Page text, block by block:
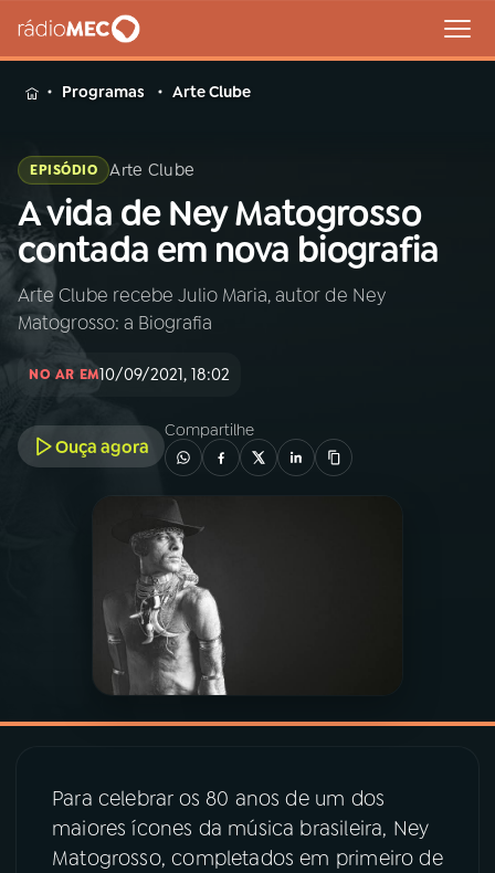
MENU
Buscar
na
Rádio
MEC
Buscar
Início
PROGRAMAÇÃO
PROGRAMAS
PODCASTS
07 ÚLTIMAS
Programas Arte Clube
EPISÓDIO Arte Clube
A vida de Ney Matogrosso
contada em nova biografia
Arte Clube recebe Julio Maria, autor de Ney
Matogrosso: a Biografia
NO AR EM10/09/2021, 18:02
Ouça agora
Compartilhe
Para celebrar os 80 anos de um dos
maiores ícones da música brasileira, Ney
Matogrosso, completados em primeiro de